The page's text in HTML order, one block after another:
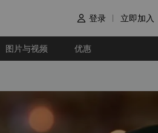
 登录 立即加入
图片与视频 优惠